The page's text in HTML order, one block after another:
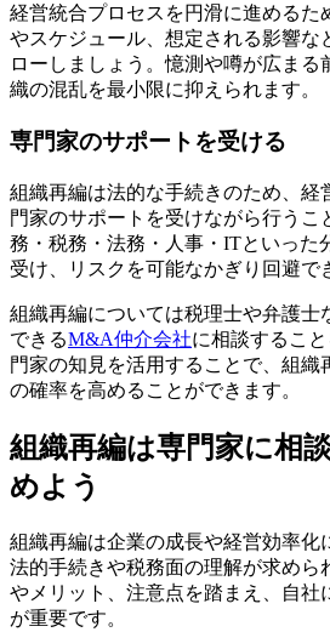
経営統合プロセスを円滑に進めるた
やスケジュール、想定される影響な
ローしましょう。憶測や噂が広まる
織の混乱を最小限に抑えられます。
専門家のサポートを受ける
組織再編は法的な手続きのため、経
門家のサポートを受けながら行うこ
務・税務・法務・人事・ITといった
受け、リスクを可能なかぎり回避で
組織再編については税理士や弁護士
できるM&A仲介会社に相談するこ
門家の知見を活用することで、組織
の確率を高めることができます。
組織再編は専門家に相
めよう
組織再編は企業の成長や経営効率化
法的手続きや税務面の理解が求めら
やメリット、注意点を踏まえ、自社
が重要です。